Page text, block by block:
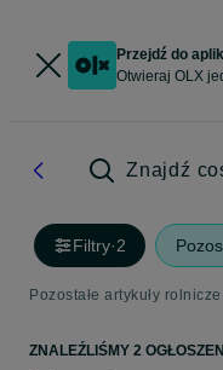
Przejdź do
Otwieraj OLX
Znajdź
Filtry·2
Pozostałe artykuły
ZNALEŹLIŚMY 2